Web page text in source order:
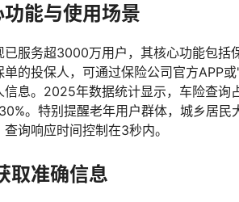
能与使用场景
服务超3000万用户，其核心功能包括
的投保人，可通过保险公司官方APP
息。2025年数据统计显示，车险查询
。特别提醒老年用户群体，城乡居民
询响应时间控制在3秒内。
取准确信息